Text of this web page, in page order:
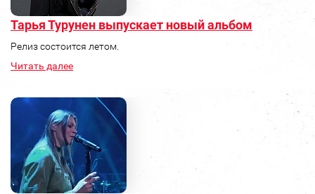
Тарья Турунен выпускает новый альбом
Релиз состоится летом.
Читать далее